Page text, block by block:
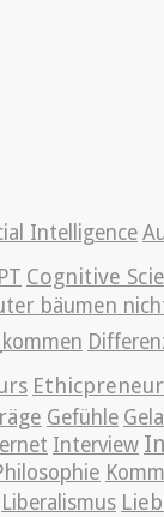
Intelligence
Cognitive
bäumen
Gefühle
Interview
Liberalismus